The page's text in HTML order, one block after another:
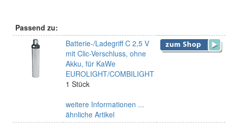
Passend zu:
Batterie-/Ladegriff C 2,5 V
mit Clic-Verschluss, ohne
Akku, für KaWe
EUROLIGHT/COMBILIGHT
1 Stück
weitere Informationen ...
ähnliche Artikel